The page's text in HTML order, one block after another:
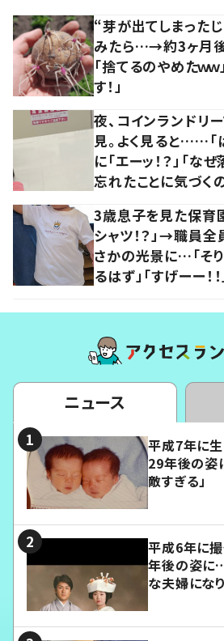
“芽が出てしまった
みたら…→約3ヶ月
「捨てるのやめたｗ
す！」
夜、コインランドリ
見。よく見ると……「
に「エーッ！？」「な
忘れたことに気づくの
3歳息子を見た保育
シャツ！？」→職員
さかの光景に…「そ
るはず」「すげーー！！
ニュース
平成7年に
29年後の姿
敵すぎる」
平成6年に
年後の姿に…
な夫婦にな